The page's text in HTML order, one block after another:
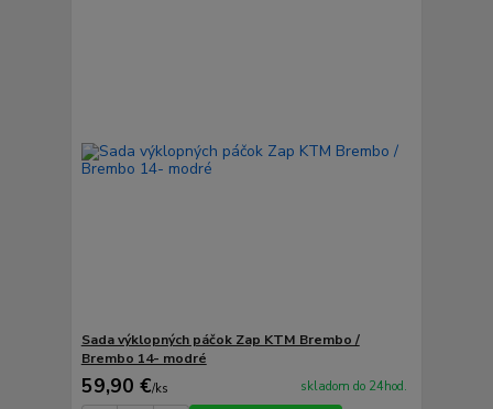
Sada výklopných páčok Zap KTM Brembo /
Brembo 14- modré
59,90 €/ks skladom do 24hod.